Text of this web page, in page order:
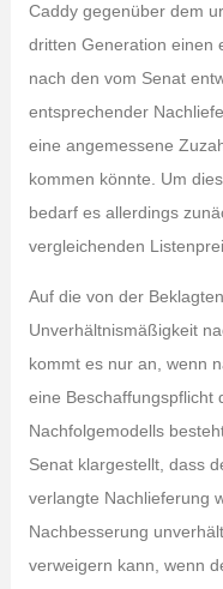
Caddy gegenüber dem
dritten Generation einen
nach den vom Senat
entsprechender
eine angemessene
kommen könnte. Um
bedarf es allerdings
vergleichenden
Auf die von der
Unverhältnismäßigkeit
kommt es nur an, wenn
eine Beschaffungspflicht
Nachfolgemodells
Senat klargestellt, dass
verlangte Nachlieferung
Nachbesserung
verweigern kann, wenn